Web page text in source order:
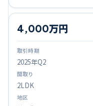
2025年Q2
4,000万円
2LDK